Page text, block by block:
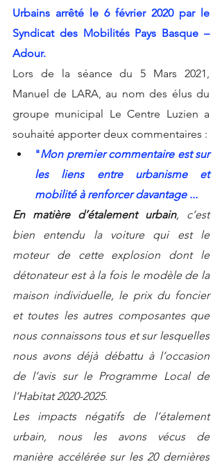
Urbains arrêté le 6 février 2020 par le
Syndicat des Mobilités Pays Basque –
Adour.
Lors de la séance du 5 Mars 2021,
Manuel de LARA, au nom des élus du
groupe municipal Le Centre Luzien a
souhaité apporter deux commentaires :
"Mon premier commentaire est sur
les liens entre urbanisme et
mobilité à renforcer davantage ...
En matière d’étalement urbain, c’est
bien entendu la voiture qui est le
moteur de cette explosion dont le
détonateur est à la fois le modèle de la
maison individuelle, le prix du foncier
et toutes les autres composantes que
nous connaissons tous et sur lesquelles
nous avons déjà débattu à l’occasion
de l’avis sur le Programme Local de
l’Habitat 2020-2025.
Les impacts négatifs de l’étalement
urbain, nous les avons vécus de
manière accélérée sur les 20 dernières